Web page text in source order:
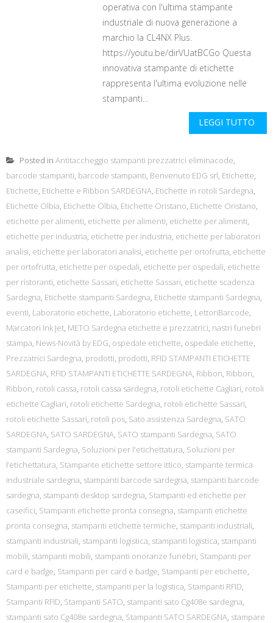
operativa con l'ultima stampante
industriale di nuova generazione a
marchio la CL4NX Plus.
https://youtu.be/dirVUatBCGo Questa
innovativa stampante di etichette
rappresenta l'ultima evoluzione nelle
stampanti...
LEGGI TUTTO
Posted in Antitaccheggio stampanti prezzatrici eliminacode,
barcode stampanti, barcode stampanti, Benvenuto EDG srl, Etichette,
Etichette, Etichette e Ribbon SARDEGNA, Etichette in rotoli Sardegna,
Etichette Olbia, Etichette Olbia, Etichette Oristano, Etichette Oristano,
etichette per alimenti, etichette per alimenti, etichette per alimenti,
etichette per industria, etichette per industria, etichette per laboratori
analisi, etichette per laboratori analisi, etichette per ortofrutta, etichette
per ortofrutta, etichette per ospedali, etichette per ospedali, etichette
per ristoranti, etichette Sassari, etichette Sassari, etichette scadenza
Sardegna, Etichette stampanti Sardegna, Etichette stampanti Sardegna,
eventi, Laboratorio etichette, Laboratorio etichette, LettoriBarcode,
Marcatori Ink Jet, METO Sardegna etichette e prezzatrici, nastri funebri
stampa, News-Novità by EDG, ospedale etichette, ospedale etichette,
Prezzatrici Sardegna, prodotti, prodotti, RFID STAMPANTI ETICHETTE
SARDEGNA, RFID STAMPANTI ETICHETTE SARDEGNA, Ribbon, Ribbon,
Ribbon, rotoli cassa, rotoli cassa sardegna, rotoli etichette Cagliari, rotoli
etichette Cagliari, rotoli etichette Sardegna, rotoli etichette Sassari,
rotoli etichette Sassari, rotoli pos, Sato assistenza Sardegna, SATO
SARDEGNA, SATO SARDEGNA, SATO stampanti Sardegna, SATO
stampanti Sardegna, Soluzioni per l'etichettatura, Soluzioni per
l’etichettatura, Stampante etichette settore ittico, stampante termica
industriale sardegna, stampanti barcode sardegna, stampanti barcode
sardegna, stampanti desktop sardegna, Stampanti ed etichette per
caseifici, Stampanti etichette pronta consegna, stampanti etichette
pronta consegna, stampanti etichette termiche, stampanti industriali,
stampanti industriali, stampanti logistica, stampanti logistica, stampanti
mobili, stampanti mobili, stampanti onoranze funebri, Stampanti per
card e badge, Stampanti per card e badge, Stampanti per etichette,
Stampanti per etichette, stampanti per la logistica, Stampanti RFID,
Stampanti RFID, Stampanti SATO, stampanti sato Cg408e sardegna,
stampanti sato Cg408e sardegna, Stampanti SATO SARDEGNA, stampare